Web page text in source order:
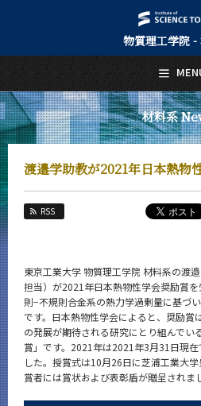
物質理工学院 -
材料系
渡邉学助教が2021年日本熱物
RSS
東京工業大学 物質理工学院 材料系の渡
担当）が2021年日本熱物性学会奨励賞
則−不規則合金系の熱力学過剰量に基づ
です。日本熱物性学会によると、奨励賞
の発展が期待される研究にとり組んでい
賞」です。2021年は2021年3月31日現
した。授賞式は10月26日に芝浦工業大
賞者には賞状および表彰盾が贈呈されま
日本語
トップページ
Top Page
材料系について
About Us
教育
Education
教員・研究室
未来
Future
入学案内
Admissions
材料系 News
News